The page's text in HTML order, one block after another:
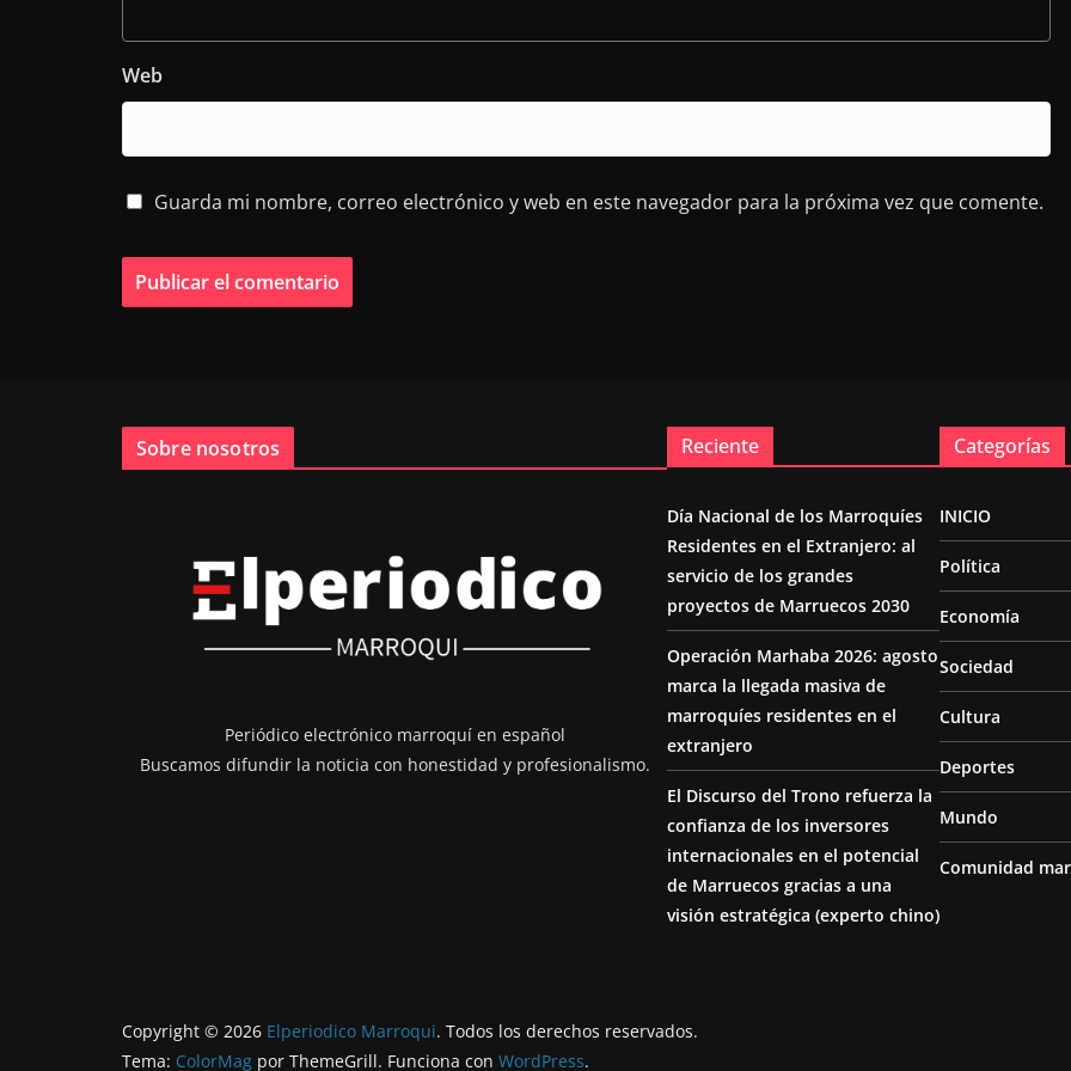
Web
Guarda mi nombre, correo electrónico y web en este navegador para la próxima vez que comente.
Sobre nosotros
Periódico electrónico marroquí en español
Buscamos difundir la noticia con honestidad y profesionalismo.
Reciente
Día Nacional de los Marroquíes
Residentes en el Extranjero: al
servicio de los grandes
proyectos de Marruecos 2030
Operación Marhaba 2026: agosto
marca la llegada masiva de
marroquíes residentes en el
extranjero
El Discurso del Trono refuerza la
confianza de los inversores
internacionales en el potencial
de Marruecos gracias a una
visión estratégica (experto chino)
Categorías
INICIO
Política
Economía
Sociedad
Cultura
Deportes
Mundo
Comunidad
Copyright © 2026 Elperiodico Marroqui. Todos los derechos reservados.
Tema: ColorMag por ThemeGrill. Funciona con WordPress.